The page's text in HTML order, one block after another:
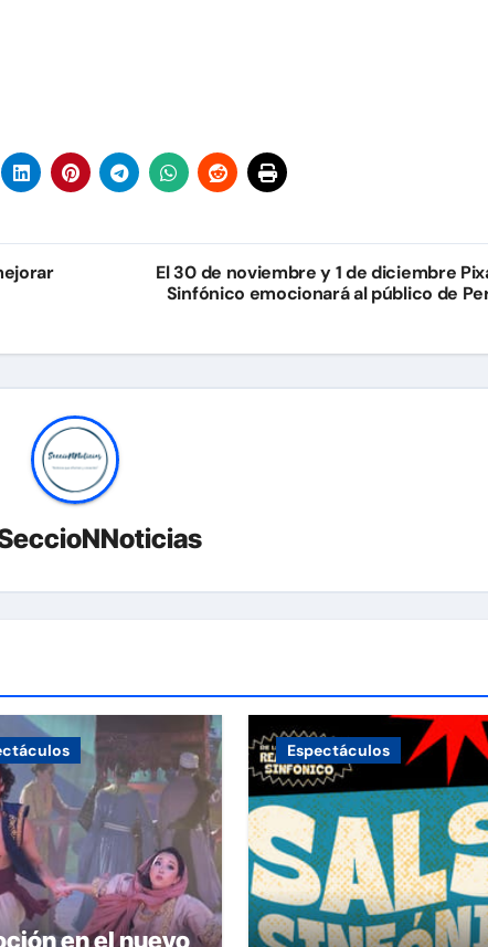
El 30 de noviembre y 1 de diciembre
Sinfónico emocionará al público de
en el nuevo
Espectáculos